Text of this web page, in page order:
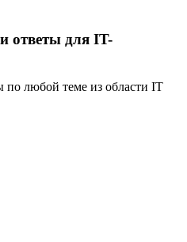
ответы для IT-
по любой теме из области IT